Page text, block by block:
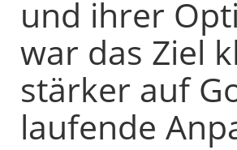
und ihrer
war das Ziel
stärker auf
laufende